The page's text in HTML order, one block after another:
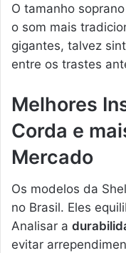
O tamanho
o som mais
gigantes, talvez
entre os trastes
Melhores
Corda e
Mercado
Os modelos da
no Brasil. Eles
Analisar a
evitar